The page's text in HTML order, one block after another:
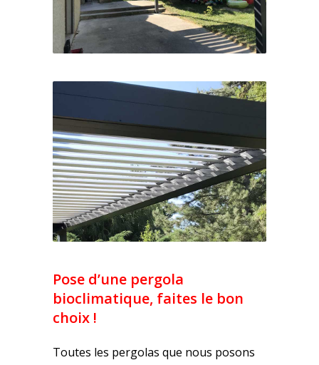
Pose d’une pergola
bioclimatique, faites le bon
choix !
Toutes les pergolas que nous posons